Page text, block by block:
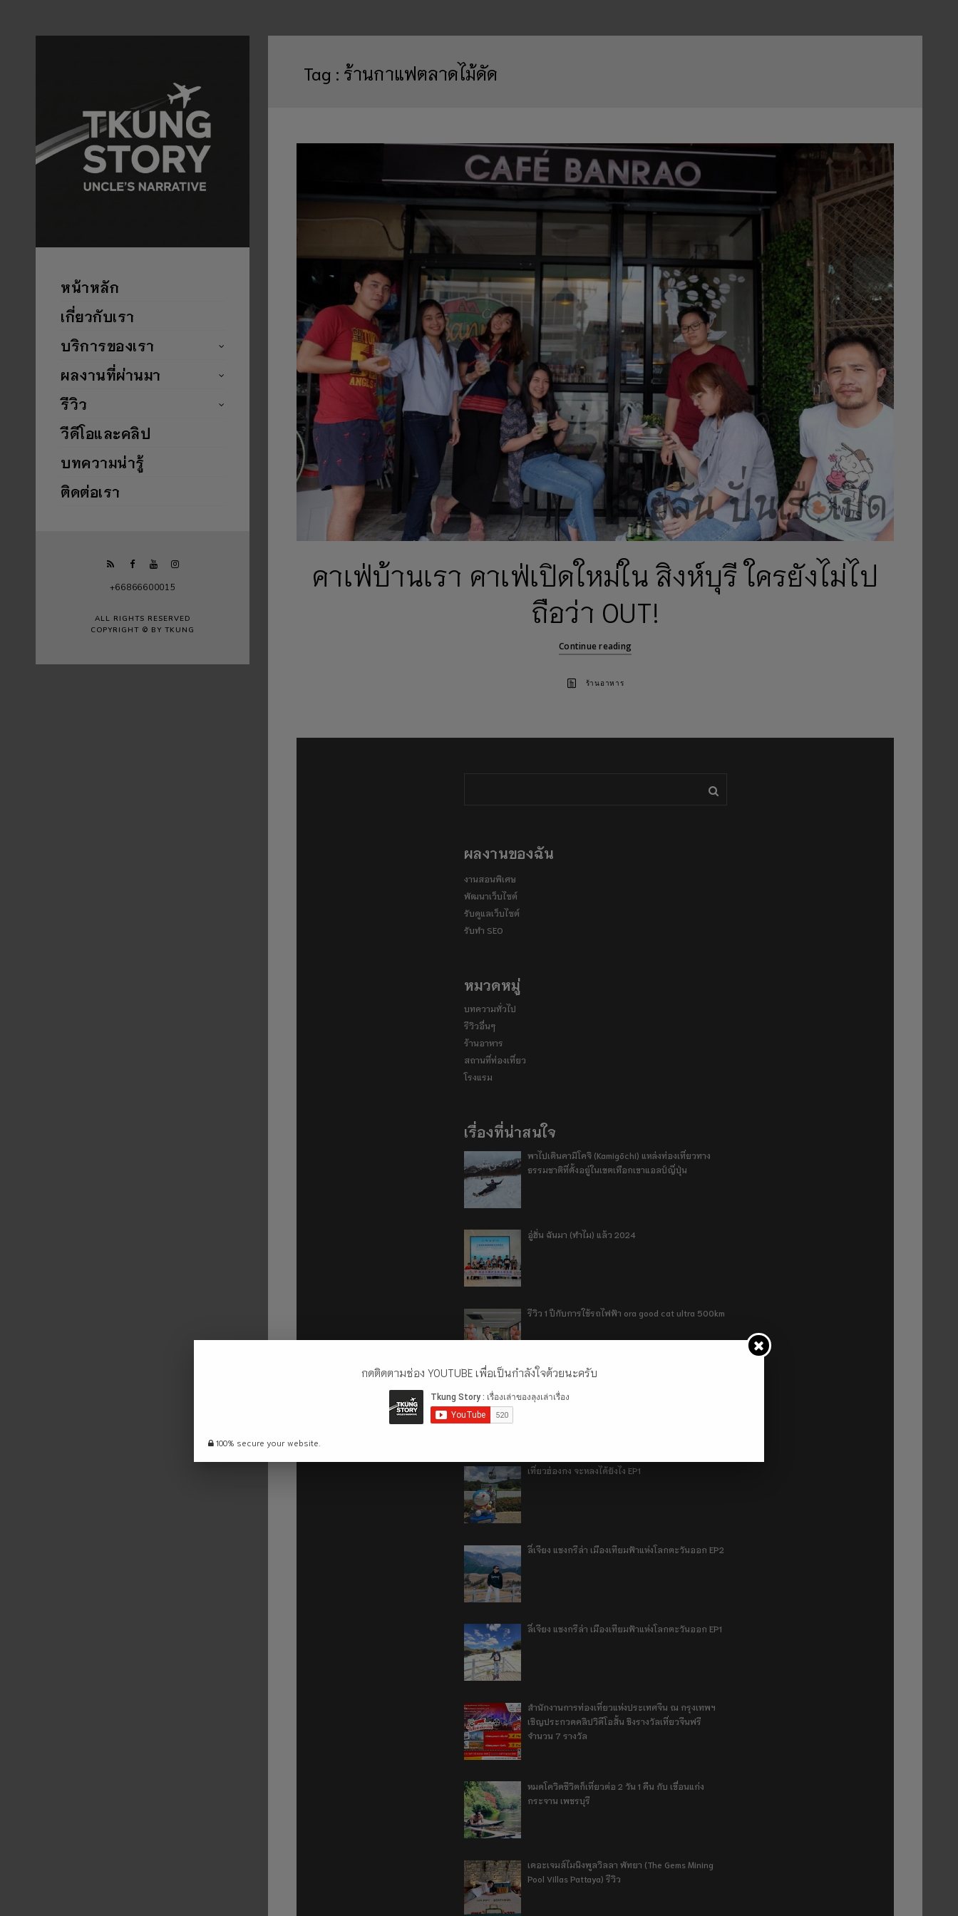
หน้าหลัก
เกี่ยวกับเรา
บริการของเรา
ผลงานที่ผ่านมา
รีวิว
วีดีโอและคลิป
บทความน่ารู้
ติดต่อเรา
+66866600015
ALL RIGHTS RESERVED
COPYRIGHT © BY TKUNG
Tag : ร้านกาแฟตลาดไม้ดัด
คาเฟ่บ้านเรา คาเฟ่เปิดใหม่ใน สิงห์บุรี ใครยังไม่ไป
ถือว่า OUT!
Continue reading
ร้านอาหาร
ผลงานของฉัน
งานสอนพิเศษ
พัฒนาเว็บไซต์
รับดูแลเว็บไซต์
รับทำ SEO
หมวดหมู่
บทความทั่วไป
รีวิวอื่นๆ
ร้านอาหาร
สถานที่ท่องเที่ยว
โรงแรม
เรื่องที่น่าสนใจ
พาไปเดินคามิโคจิ (Kamigōchi) แหล่งท่องเที่ยวทาง
ธรรมชาติที่ตั้งอยู่ในเขตเทือกเขาแอลป์ญี่ปุ่น
อู่ฮั่น ฉันมา (ทำไม) แล้ว 2024
รีวิว 1 ปีกับการใช้รถไฟฟ้า ora good cat ultra 500km
เที่ยวฮ่องกง จะหลงได้ยังไง EP2
เที่ยวฮ่องกง จะหลงได้ยังไง EP1
ลี่เจียง แชงกรีล่า เมืองเทียมฟ้าแห่งโลกตะวันออก EP2
ลี่เจียง แชงกรีล่า เมืองเทียมฟ้าแห่งโลกตะวันออก EP1
สำนักงานการท่องเที่ยวแห่งประเทศจีน ณ กรุงเทพฯ
เชิญประกวดคลิปวิดีโอสั้น ชิงรางวัลเที่ยวจีนฟรี
จำนวน 7 รางวัล
หมดโควิดชีวิตก็เที่ยวต่อ 2 วัน 1 คืน กับ เขื่อนแก่ง
กระจาน เพชรบุรี
เดอะเจมส์ไมนิงพูลวิลลา พัทยา (The Gems Mining
Pool Villas Pattaya) รีวิว
กดติดตามช่อง YOUTUBE เพื่อเป็นกำลังใจด้วยนะครับ
100% secure your website.